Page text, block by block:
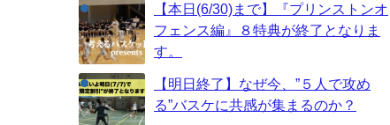
【本日(6/30)まで】『プリンストンオ
フェンス編』８特典が終了となりま
す。
【明日終了】なぜ今、”５人で攻め
る”バスケに共感が集まるのか？